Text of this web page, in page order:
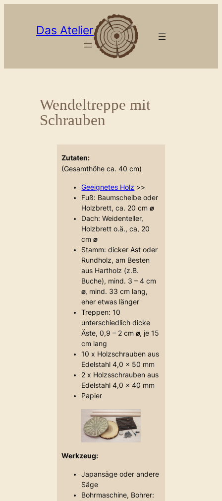
Das Atelier
Wendeltreppe mit
Schrauben
Zutaten:
(Gesamthöhe ca. 40 cm)
Geeignetes Holz >>
Fuß: Baumscheibe oder
Holzbrett, ca. 20 cm⌀
Dach: Weidenteller,
Holzbrett o.ä., ca, 20
cm⌀
Stamm: dicker Ast oder
Rundholz, am Besten
aus Hartholz (z.B.
Buche), mind. 3 – 4 cm
⌀, mind. 33 cm lang,
eher etwas länger
Treppen: 10
unterschiedlich dicke
Äste, 0,9 – 2 cm⌀, je 15
cm lang
10 x Holzschrauben aus
Edelstahl 4,0 x 50 mm
2 x Holzsschrauben aus
Edelstahl 4,0 x 40 mm
Papier
Werkzeug:
Japansäge oder andere
Säge
Bohrmaschine, Bohrer: